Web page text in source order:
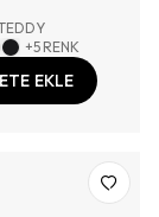
+5 RENK
EKLE